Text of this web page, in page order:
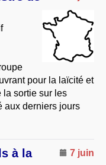
pour la laïcité et
la sortie sur les
aux derniers jours
7 juin
à la